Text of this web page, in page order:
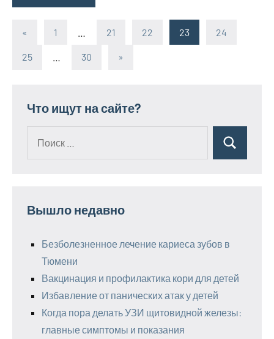
Пагинация
«
Предыдущие
1 21 22 23 24
25 30
Следующие
»
Что ищут на сайте?
Поиск
Вышло недавно
Безболезненное лечение кариеса зубов в
Тюмени
Вакцинация и профилактика кори для детей
Избавление от панических атак у детей
Когда пора делать УЗИ щитовидной железы:
главные симптомы и показания